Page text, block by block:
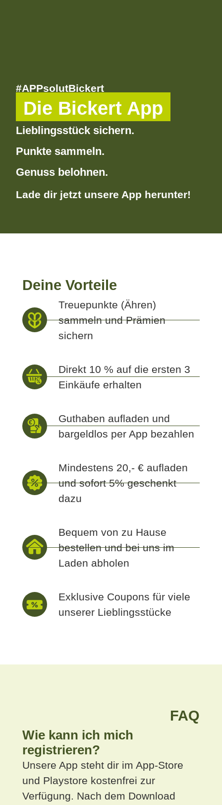
#APPsolutBickert
Die Bickert App
Lieblingsstück sichern.
Punkte sammeln.
Genuss belohnen.
Lade dir jetzt unsere App herunter!
Deine Vorteile
Treuepunkte (Ähren)
sammeln und Prämien
sichern
Direkt 10 % auf die ersten 3
Einkäufe erhalten
Guthaben aufladen und
bargeldlos per App bezahlen
Mindestens 20,- € aufladen
und sofort 5% geschenkt
dazu
Bequem von zu Hause
bestellen und bei uns im
Laden abholen
Exklusive Coupons für viele
unserer Lieblingsstücke
FAQ
Wie kann ich mich
registrieren?
Unsere App steht dir im App-Store
und Playstore kostenfrei zur
Verfügung. Nach dem Download